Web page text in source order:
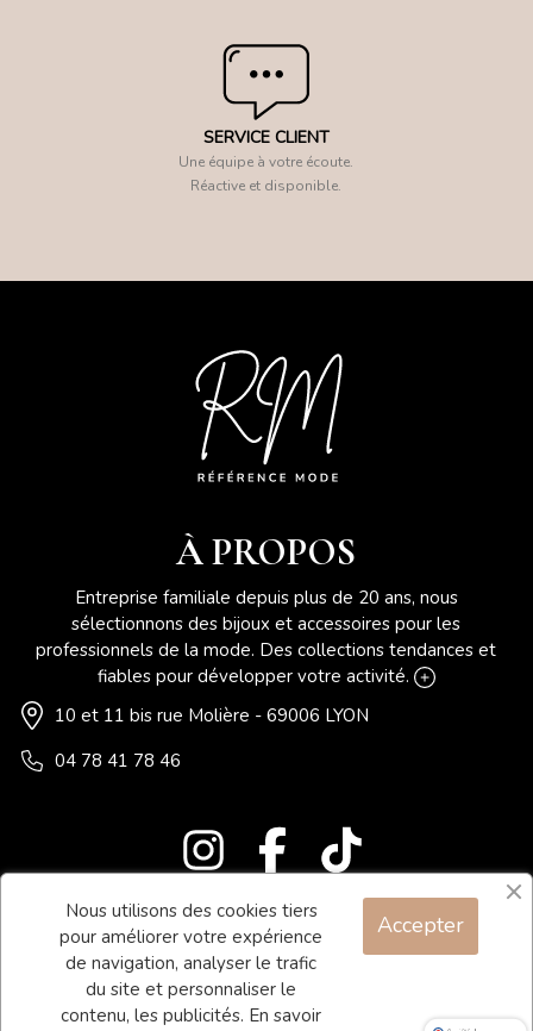
SERVICE CLIENT
Une équipe à votre écoute.
Réactive et disponible.
À PROPOS
Entreprise familiale depuis plus de 20 ans, nous
sélectionnons des bijoux et accessoires pour les
professionnels de la mode. Des collections tendances et
fiables pour développer votre activité.
10 et 11 bis rue Molière - 69006 LYON
04 78 41 78 46
Blog
Contact
Conditions générales de vente
Mentions légales
Nous utilisons des cookies tiers
pour améliorer votre expérience
de navigation, analyser le trafic
du site et personnaliser le
contenu, les publicités. En savoir
Accepter